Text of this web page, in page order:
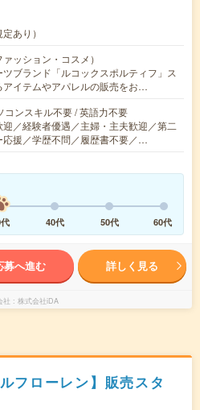
あり）
ッション・コスメ）
ブランド「ルコックスポルティフ」ス
アイテムやアパレルの販売をお…
コンスキル不要 / 英語力不要
／経験者優遇／主婦・主夫歓迎／第二
応援／学歴不問／履歴書不要／…
40代 50代 60代
募へ進む 詳しく見る
社 株式会社iDA
フローレン】販売スタ